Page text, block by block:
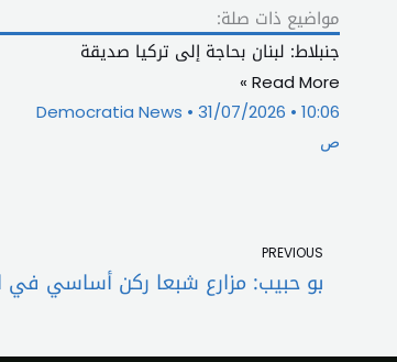
مواضيع ذات صلة:
جنبلاط: لبنان بحاجة إلى تركيا صديقة
Read More »
Democratia News
31/07/2026
10:06
ص
PREVIOUS
بو حبيب: مزارع شبعا ركن أساسي في